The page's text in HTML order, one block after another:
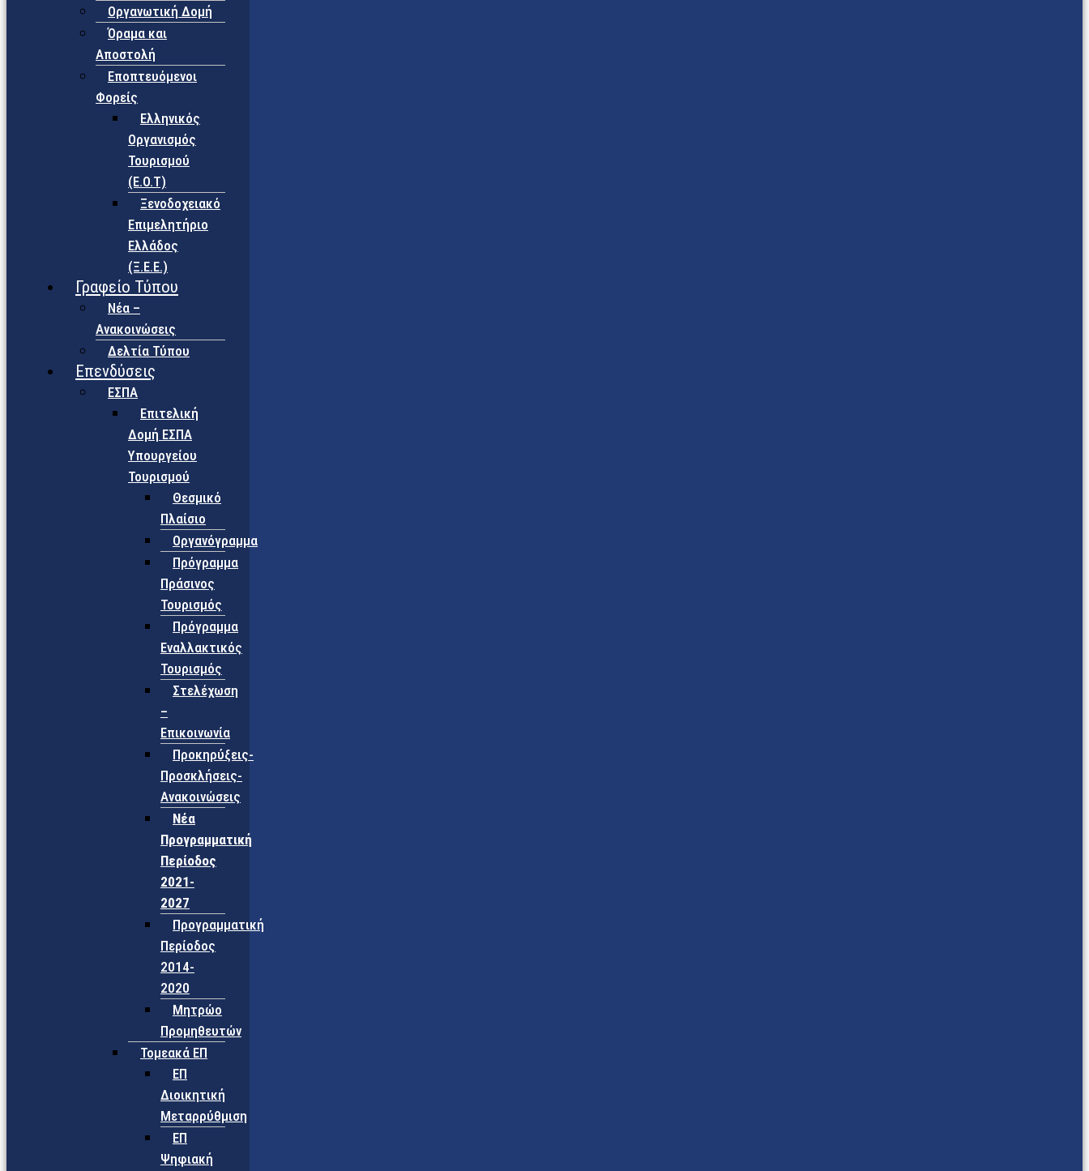
Οργανωτική Δομή
Όραμα και
Αποστολή
Εποπτευόμενοι
Φορείς
Eλληνικός
Οργανισμός
Τουρισμού
(Ε.Ο.Τ)
Ξενοδοχειακό
Επιμελητήριο
Ελλάδος
(Ξ.Ε.Ε.)
Γραφείο Τύπου
Νέα –
Ανακοινώσεις
Δελτία Τύπου
Επενδύσεις
ΕΣΠΑ
Επιτελική
Δομή ΕΣΠΑ
Υπουργείου
Τουρισμού
Θεσμικό
Πλαίσιο
Οργανόγραμμα
Πρόγραμμα
Πράσινος
Τουρισμός
Πρόγραμμα
Εναλλακτικός
Τουρισμός
Στελέχωση
–
Επικοινωνία
Προκηρύξεις-
Προσκλήσεις-
Ανακοινώσεις
Νέα
Προγραμματική
Περίοδος
2021-
2027
Προγραμματική
Περίοδος
2014-
2020
Μητρώο
Προμηθευτών
Τομεακά ΕΠ
ΕΠ
Διοικητική
Μεταρρύθμιση
ΕΠ
Ψηφιακή